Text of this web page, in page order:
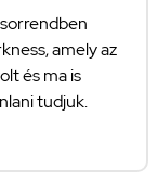
amely az
és ma is
tudjuk.